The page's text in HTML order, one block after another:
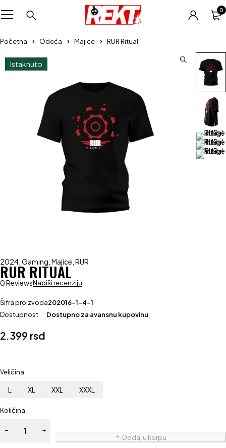
0
Početna Odeća Majice RUR Ritual
Istaknuto
2024 Gaming Majice RUR
RUR RITUAL
0 ReviewsNapiši recenziju
Šifra proizvoda202016-1-4-1
Dostupnost
Dostupno za avansnu kupovinu
2.399 rsd
Veličina
L XL XXL XXXL
Količina
Dodaj u korpu